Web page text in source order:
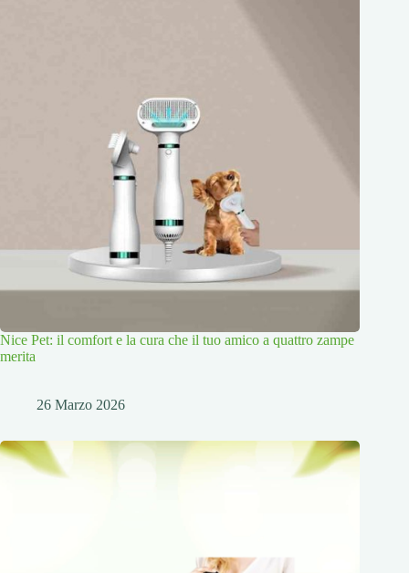
Nice Pet: il comfort e la cura che il tuo amico a quattro zampe
merita
26 Marzo 2026